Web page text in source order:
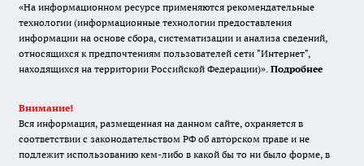
«На информационном ресурсе применяются рекомендательные
технологии (информационные технологии предоставления
информации на основе сбора, систематизации и анализа сведений,
относящихся к предпочтениям пользователей сети "Интернет",
находящихся на территории Российской Федерации)». Подробнее
Внимание!
Вся информация, размещенная на данном сайте, охраняется в
соответствии с законодательством РФ об авторском праве и не
подлежит использованию кем-либо в какой бы то ни было форме, в